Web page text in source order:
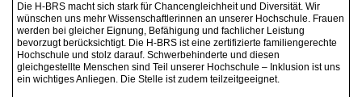
Die H-BRS macht sich stark für Chancengleichheit und Diversität. Wir
wünschen uns mehr Wissenschaftlerinnen an unserer Hochschule. Frauen
werden bei gleicher Eignung, Befähigung und fachlicher Leistung
bevorzugt berücksichtigt. Die H-BRS ist eine zertifizierte familiengerechte
Hochschule und stolz darauf. Schwerbehinderte und diesen
gleichgestellte Menschen sind Teil unserer Hochschule – Inklusion ist uns
ein wichtiges Anliegen. Die Stelle ist zudem teilzeitgeeignet.